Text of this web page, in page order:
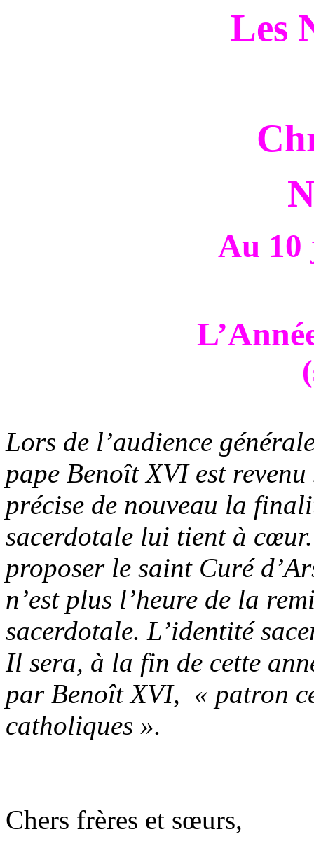
Les
Au 10
Lors de l’audience
pape Benoît XVI est
précise de nouveau la
sacerdotale lui tient à
proposer le saint Curé
n’est plus l’heure de la
sacerdotale. L’identité
Il sera, à la fin de cette
par Benoît XVI, « patron
catholiques ».
Chers frères et sœurs,